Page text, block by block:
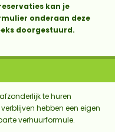
kan je
onderaan deze
doorgestuurd.
te huren
hebben een eigen
verhuurformule.